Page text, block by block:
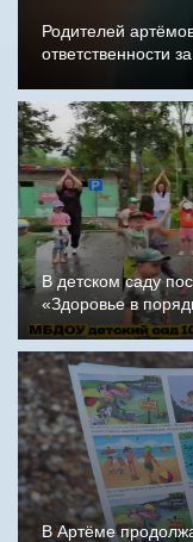
Родителей
ответственности
В детском саду
«Здоровье в
В Артёме